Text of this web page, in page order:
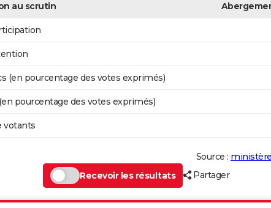
au scrutin
(en pourcentage des votes exprimés)
pourcentage des votes exprimés)
votants
Source :
Recevoir les résultats
Partager